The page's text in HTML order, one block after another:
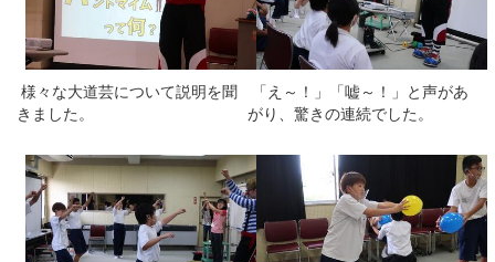
様々な大道芸について説明を聞
きました。
「え～！」「嘘～！」と声があ
がり、驚きの連続でした。